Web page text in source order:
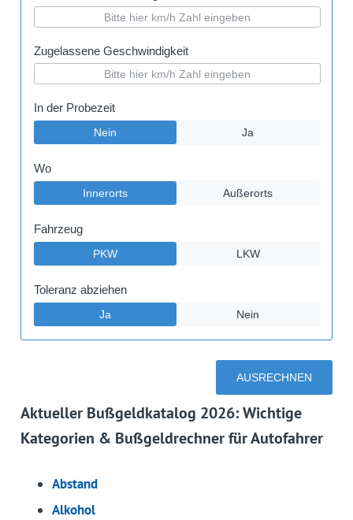
Aktueller Bußgeldkatalog 2026: Wichtige
Kategorien & Bußgeldrechner für Autofahrer
Abstand
Alkohol